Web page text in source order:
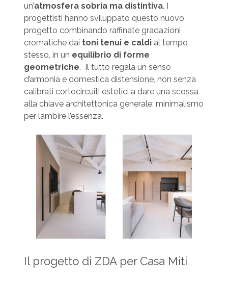
un’atmosfera sobria ma distintiva. I
progettisti hanno sviluppato questo nuovo
progetto combinando raffinate gradazioni
cromatiche dai toni tenui e caldial tempo
stesso, in un equilibrio di forme
geometriche. Il tutto regala un senso
d’armonia e domestica distensione, non senza
calibrati cortocircuiti estetici a dare una scossa
alla chiave architettonica generale: minimalismo
per lambire l’essenza.
Il progetto di ZDA per Casa Miti